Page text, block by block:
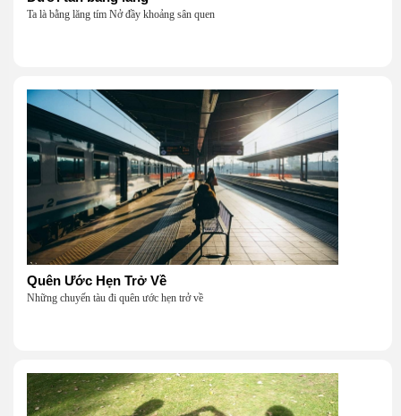
Ta là bằng lăng tím Nở đầy khoảng sân quen
Quên Ước Hẹn Trở Về
Những chuyến tàu đi quên ước hẹn trở về